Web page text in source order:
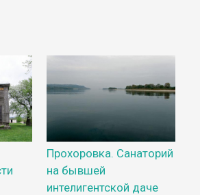
Прохоровка. Санаторий
на бывшей
интелигентской даче